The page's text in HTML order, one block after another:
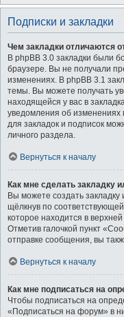
Подписки и закладки
Чем закладки отличаются
В phpBB 3.0 закладки были
браузере. Вы не получали
изменениях. В phpBB 3.1
темы. Вы можете получать
находящейся у вас в
уведомления об
для закладок и подписок
личного раздела.
Вернуться к началу
Как мне сделать закладку
Вы можете создать
щёлкнув по
которое находится в
Отметив галочкой пункт
отправке сообщения, вы
Вернуться к началу
Как мне подписаться на
Чтобы подписаться на
«Подписаться на форум» в